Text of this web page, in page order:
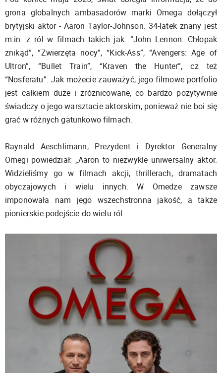
grona globalnych ambasadorów marki Omega dołączył
brytyjski aktor - Aaron Taylor-Johnson. 34-latek znany jest
m.in. z ról w filmach takich jak: “John Lennon. Chłopak
znikąd”, “Zwierzęta nocy”, “Kick-Ass”, “Avengers: Age of
Ultron”, “Bullet Train”, “Kraven the Hunter”, cz też
“Nosferatu”. Jak możecie zauważyć, jego filmowe portfolio
jest całkiem duże i zróżnicowane, co bardzo pozytywnie
świadczy o jego warsztacie aktorskim, ponieważ nie boi się
grać w różnych gatunkowo filmach.
Raynald Aeschlimann, Prezydent i Dyrektor Generalny
Omegi powiedział: „Aaron to niezwykle uniwersalny aktor.
Widzieliśmy go w filmach akcji, thrillerach, dramatach
obyczajowych i wielu innych. W Omedze zawsze
imponowała nam jego wszechstronna jakość, a także
pionierskie podejście do wielu ról.